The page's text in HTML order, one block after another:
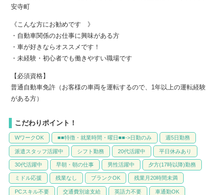
安寺町
《こんな方にお勧めです 》
・自動車関係のお仕事に興味がある方
・車が好きならオススメです！
・未経験・初心者でも働きやすい職場です
【必須資格】
普通自動車免許（お客様の車両を運転するので、1年以上の運転経験
がある方）
こだわりポイント！
WワークOK ■■特徴・就業時間・曜日■■->日勤のみ 週5日勤務
派遣スタッフ活躍中 シフト勤務 20代活躍中 平日休みあり
30代活躍中 早朝・朝の仕事 男性活躍中 夕方(17時以降)勤務
ミドル応援 残業なし ブランクOK 残業月20時間未満
PCスキル不要 交通費別途支給 英語力不要 車通勤OK